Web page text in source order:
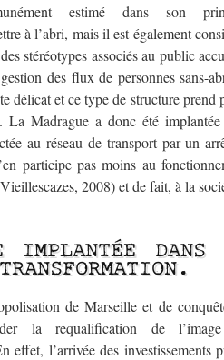
estimé dans son
à l’abri, mais il est également
stéréotypes associés au public
des flux de personnes sans-
délicat et ce type de structure prend
La Madrague a donc été
au réseau de transport par un
participe pas moins au
2008) et de fait, à la
IMPLANTÉE DANS
de Marseille et de
la requalification de
effet, l’arrivée des investissements